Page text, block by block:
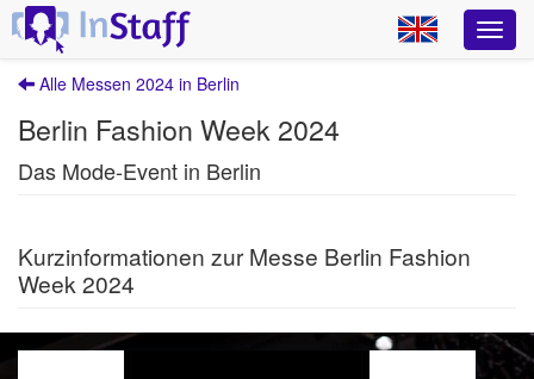
Alle Messen 2024 in Berlin
Berlin Fashion Week 2024
Das Mode-Event in Berlin
Kurzinformationen zur Messe Berlin Fashion
Week 2024